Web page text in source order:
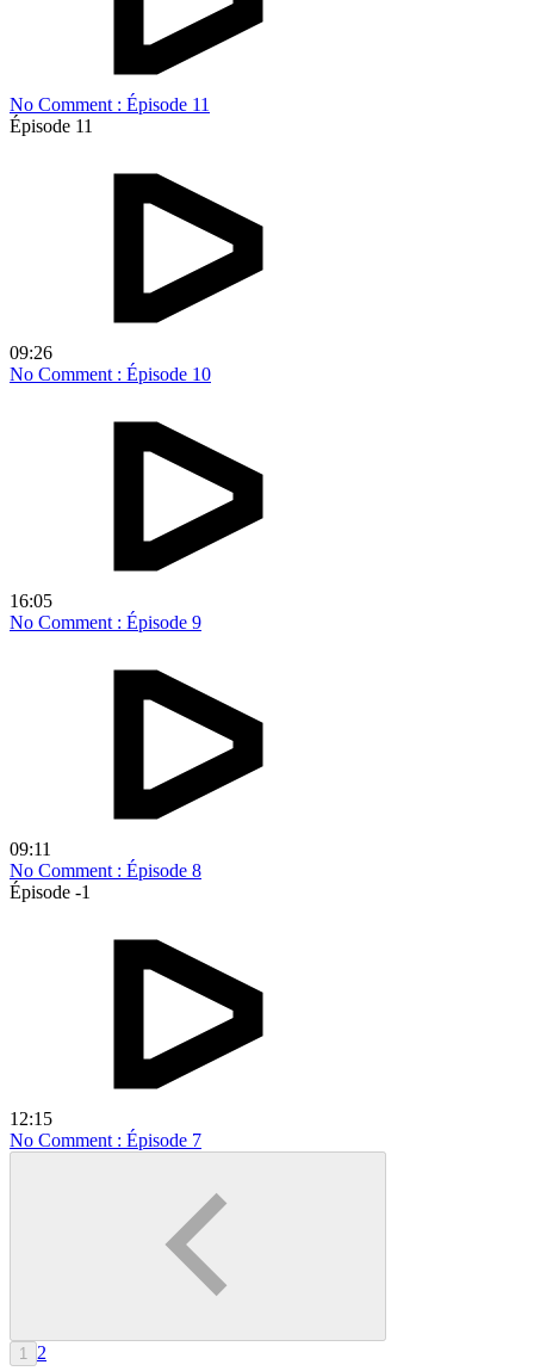
No Comment : Épisode 11
Épisode 11
09:26
No Comment : Épisode 10
16:05
No Comment : Épisode 9
09:11
No Comment : Épisode 8
Épisode -1
12:15
No Comment : Épisode 7
1 2